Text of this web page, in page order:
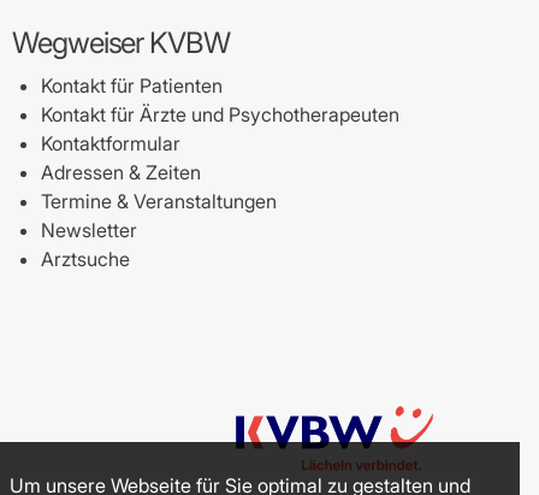
Wegweiser KVBW
Kontakt für Patienten
Kontakt für Ärzte und Psychotherapeuten
Kontaktformular
Adressen & Zeiten
Termine & Veranstaltungen
Newsletter
Arztsuche
Um unsere Webseite für Sie optimal zu gestalten und